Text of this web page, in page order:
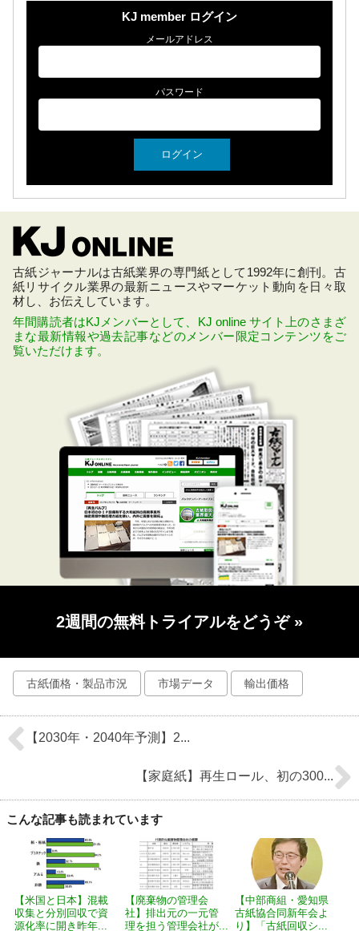
KJ member ログイン
メールアドレス
パスワード
古紙ジャーナルは古紙業界の専門紙として1992年に創刊。古
紙リサイクル業界の最新ニュースやマーケット動向を日々取
材し、お伝えしています。
年間購読者はKJメンバーとして、KJ online サイト上のさまざ
まな最新情報や過去記事などのメンバー限定コンテンツをご
覧いただけます。
2週間の無料トライアルをどうぞ »
古紙価格・製品市況 市場データ 輸出価格
【2030年・2040年予測】2...
【家庭紙】再生ロール、初の300...
こんな記事も読まれています
【米国と日本】混載
収集と分別回収で資
源化率に開き昨年...
【廃棄物の管理会
社】排出元の一元管
理を担う管理会社が...
【中部商組・愛知県
古紙協合同新年会よ
り】「古紙回収シ...